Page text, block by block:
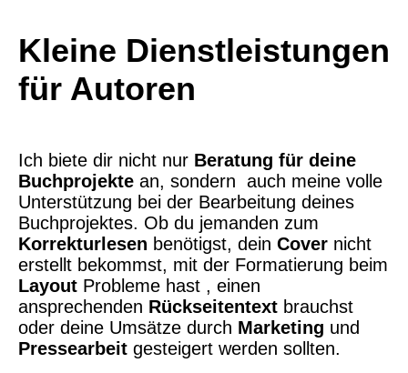
Kleine Dienstleistungen
für Autoren
Ich biete dir nicht nur Beratung für deine
Buchprojekte an, sondern auch meine volle
Unterstützung bei der Bearbeitung deines
Buchprojektes. Ob du jemanden zum
Korrekturlesen benötigst, dein Cover nicht
erstellt bekommst, mit der Formatierung beim
Layout Probleme hast , einen
ansprechenden Rückseitentext brauchst
oder deine Umsätze durch Marketing und
Pressearbeit gesteigert werden sollten.